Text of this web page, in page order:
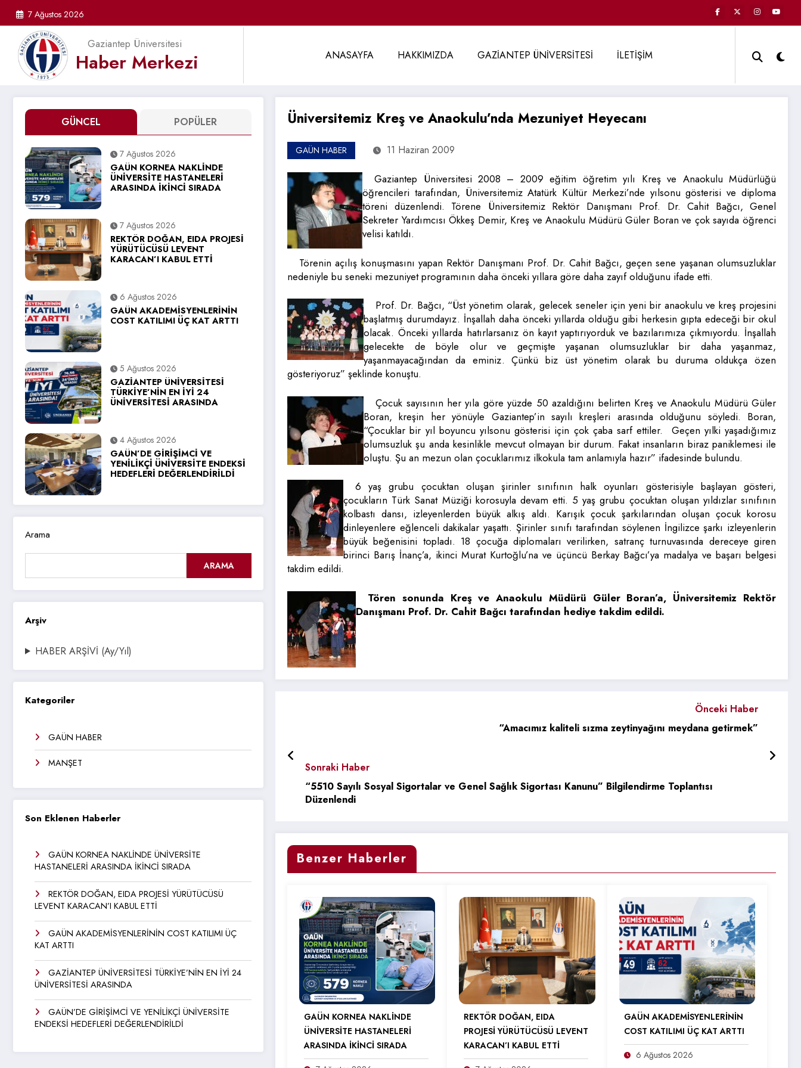
7 Ağustos 2026
Gaziantep Üniversitesi
Haber Merkezi ANASAYFA HAKKIMIZDA GAZİANTEP ÜNİVERSİTESİ İLETİŞİM
GÜNCEL POPÜLER
7 Ağustos 2026
GAÜN KORNEA NAKLİNDE
ÜNİVERSİTE HASTANELERİ
ARASINDA İKİNCİ SIRADA
7 Ağustos 2026
REKTÖR DOĞAN, EIDA PROJESİ
YÜRÜTÜCÜSÜ LEVENT
KARACAN’I KABUL ETTİ
6 Ağustos 2026
GAÜN AKADEMİSYENLERİNİN
COST KATILIMI ÜÇ KAT ARTTI
5 Ağustos 2026
GAZİANTEP ÜNİVERSİTESİ
TÜRKİYE’NİN EN İYİ 24
ÜNİVERSİTESİ ARASINDA
4 Ağustos 2026
GAÜN’DE GİRİŞİMCİ VE
YENİLİKÇİ ÜNİVERSİTE ENDEKSİ
HEDEFLERİ DEĞERLENDİRİLDİ
Arama
ARAMA
Arşiv
HABER ARŞİVİ (Ay/Yıl)
Kategoriler
GAÜN HABER
MANŞET
Son Eklenen Haberler
GAÜN KORNEA NAKLİNDE ÜNİVERSİTE
HASTANELERİ ARASINDA İKİNCİ SIRADA
REKTÖR DOĞAN, EIDA PROJESİ YÜRÜTÜCÜSÜ
LEVENT KARACAN’I KABUL ETTİ
GAÜN AKADEMİSYENLERİNİN COST KATILIMI ÜÇ
KAT ARTTI
GAZİANTEP ÜNİVERSİTESİ TÜRKİYE’NİN EN İYİ 24
ÜNİVERSİTESİ ARASINDA
GAÜN’DE GİRİŞİMCİ VE YENİLİKÇİ ÜNİVERSİTE
ENDEKSİ HEDEFLERİ DEĞERLENDİRİLDİ
Üniversitemiz Kreş ve Anaokulu’nda Mezuniyet Heyecanı
GAÜN HABER 11 Haziran 2009
Gaziantep Üniversitesi 2008 – 2009 eğitim öğretim yılı Kreş ve Anaokulu Müdürlüğü
öğrencileri tarafından, Üniversitemiz Atatürk Kültür Merkezi’nde yılsonu gösterisi ve diploma
töreni düzenlendi. Törene Üniversitemiz Rektör Danışmanı Prof. Dr. Cahit Bağcı, Genel
Sekreter Yardımcısı Ökkeş Demir, Kreş ve Anaokulu Müdürü Güler Boran ve çok sayıda öğrenci
velisi katıldı.
Törenin açılış konuşmasını yapan Rektör Danışmanı Prof. Dr. Cahit Bağcı, geçen sene yaşanan olumsuzluklar
nedeniyle bu seneki mezuniyet programının daha önceki yıllara göre daha zayıf olduğunu ifade etti.
Prof. Dr. Bağcı, “Üst yönetim olarak, gelecek seneler için yeni bir anaokulu ve kreş projesini
başlatmış durumdayız. İnşallah daha önceki yıllarda olduğu gibi herkesin gıpta edeceği bir okul
olacak. Önceki yıllarda hatırlarsanız ön kayıt yaptırıyorduk ve bazılarımıza çıkmıyordu. İnşallah
gelecekte de böyle olur ve geçmişte yaşanan olumsuzluklar bir daha yaşanmaz,
yaşanmayacağından da eminiz. Çünkü biz üst yönetim olarak bu duruma oldukça özen
gösteriyoruz” şeklinde konuştu.
Çocuk sayısının her yıla göre yüzde 50 azaldığını belirten Kreş ve Anaokulu Müdürü Güler
Boran, kreşin her yönüyle Gaziantep’in sayılı kreşleri arasında olduğunu söyledi. Boran,
“Çocuklar bir yıl boyuncu yılsonu gösterisi için çok çaba sarf ettiler. Geçen yılki yaşadığımız
olumsuzluk şu anda kesinlikle mevcut olmayan bir durum. Fakat insanların biraz paniklemesi ile
oluştu. Şu an mezun olan çocuklarımız ilkokula tam anlamıyla hazır” ifadesinde bulundu.
6 yaş grubu çocuktan oluşan şirinler sınıfının halk oyunları gösterisiyle başlayan gösteri,
çocukların Türk Sanat Müziği korosuyla devam etti. 5 yaş grubu çocuktan oluşan yıldızlar sınıfının
kolbastı dansı, izleyenlerden büyük alkış aldı. Karışık çocuk şarkılarından oluşan çocuk korosu
dinleyenlere eğlenceli dakikalar yaşattı. Şirinler sınıfı tarafından söylenen İngilizce şarkı izleyenlerin
büyük beğenisini topladı. 18 çocuğa diplomaları verilirken, satranç turnuvasında dereceye giren
birinci Barış İnanç’a, ikinci Murat Kurtoğlu’na ve üçüncü Berkay Bağcı’ya madalya ve başarı belgesi
takdim edildi.
Tören sonunda Kreş ve Anaokulu Müdürü Güler Boran’a, Üniversitemiz Rektör
Danışmanı Prof. Dr. Cahit Bağcı tarafından hediye takdim edildi.
Önceki Haber
“Amacımız kaliteli sızma zeytinyağını meydana getirmek”
Sonraki Haber
“5510 Sayılı Sosyal Sigortalar ve Genel Sağlık Sigortası Kanunu” Bilgilendirme Toplantısı
Düzenlendi
Benzer Haberler
GAÜN KORNEA NAKLİNDE
ÜNİVERSİTE HASTANELERİ
ARASINDA İKİNCİ SIRADA
REKTÖR DOĞAN, EIDA
PROJESİ YÜRÜTÜCÜSÜ LEVENT
KARACAN’I KABUL ETTİ
GAÜN AKADEMİSYENLERİNİN
COST KATILIMI ÜÇ KAT ARTTI
6 Ağustos 2026